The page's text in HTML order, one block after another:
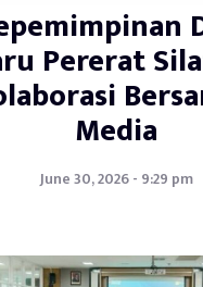
Pererat
Media
June 30, 2026 - 9:29 pm